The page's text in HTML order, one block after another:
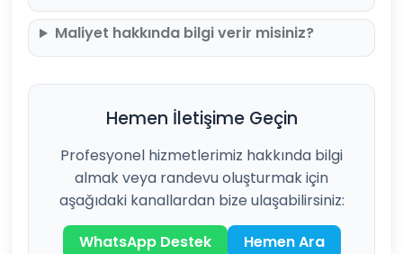
Maliyet hakkında bilgi verir misiniz?
Hemen İletişime Geçin
Profesyonel hizmetlerimiz hakkında bilgi
almak veya randevu oluşturmak için
aşağıdaki kanallardan bize ulaşabilirsiniz:
WhatsApp Destek
Hemen Ara